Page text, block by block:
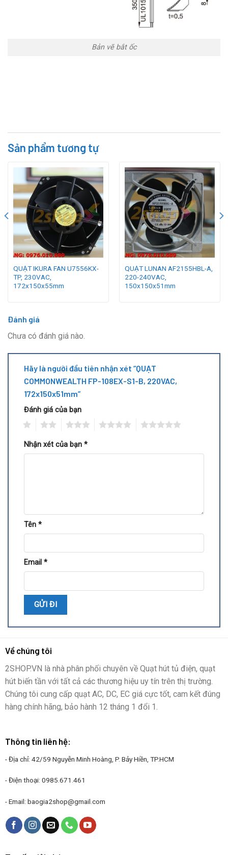
Bản vẽ bắt ốc
Sản phẩm tương tự
QUẠT IKURA FAN U7556KX-
TP, 230VAC,
172x150x55mm
QUẠT LUNAN AF2155HBL-A,
220-240VAC,
150x150x51mm
Đánh giá
Chưa có đánh giá nào.
Hãy là người đầu tiên nhận xét “QUẠT
COMMONWEALTH FP-108EX-S1-B, 220VAC,
172x150x51mm”
Đánh giá của bạn
Nhận xét của bạn *
Tên *
Email *
Về chúng tôi
2SHOP.VN là nhà phân phối chuyên về Quạt hút tủ điện, quạt
hút biến tần với tất cả các thương hiệu uy tín trên thị trường.
Chúng tôi cung cấp quạt AC, DC, EC giá cực tốt, cam kết đúng
hàng chính hãng, bảo hành 12 tháng 1 đổi 1.
Thông tin liên hệ:
- Địa chỉ: 42/59 Nguyễn Minh Hoàng, P. Bảy Hiền, TP.HCM
- Điện thoại: 0985.671.461
- Email: baogia2shop@gmail.com